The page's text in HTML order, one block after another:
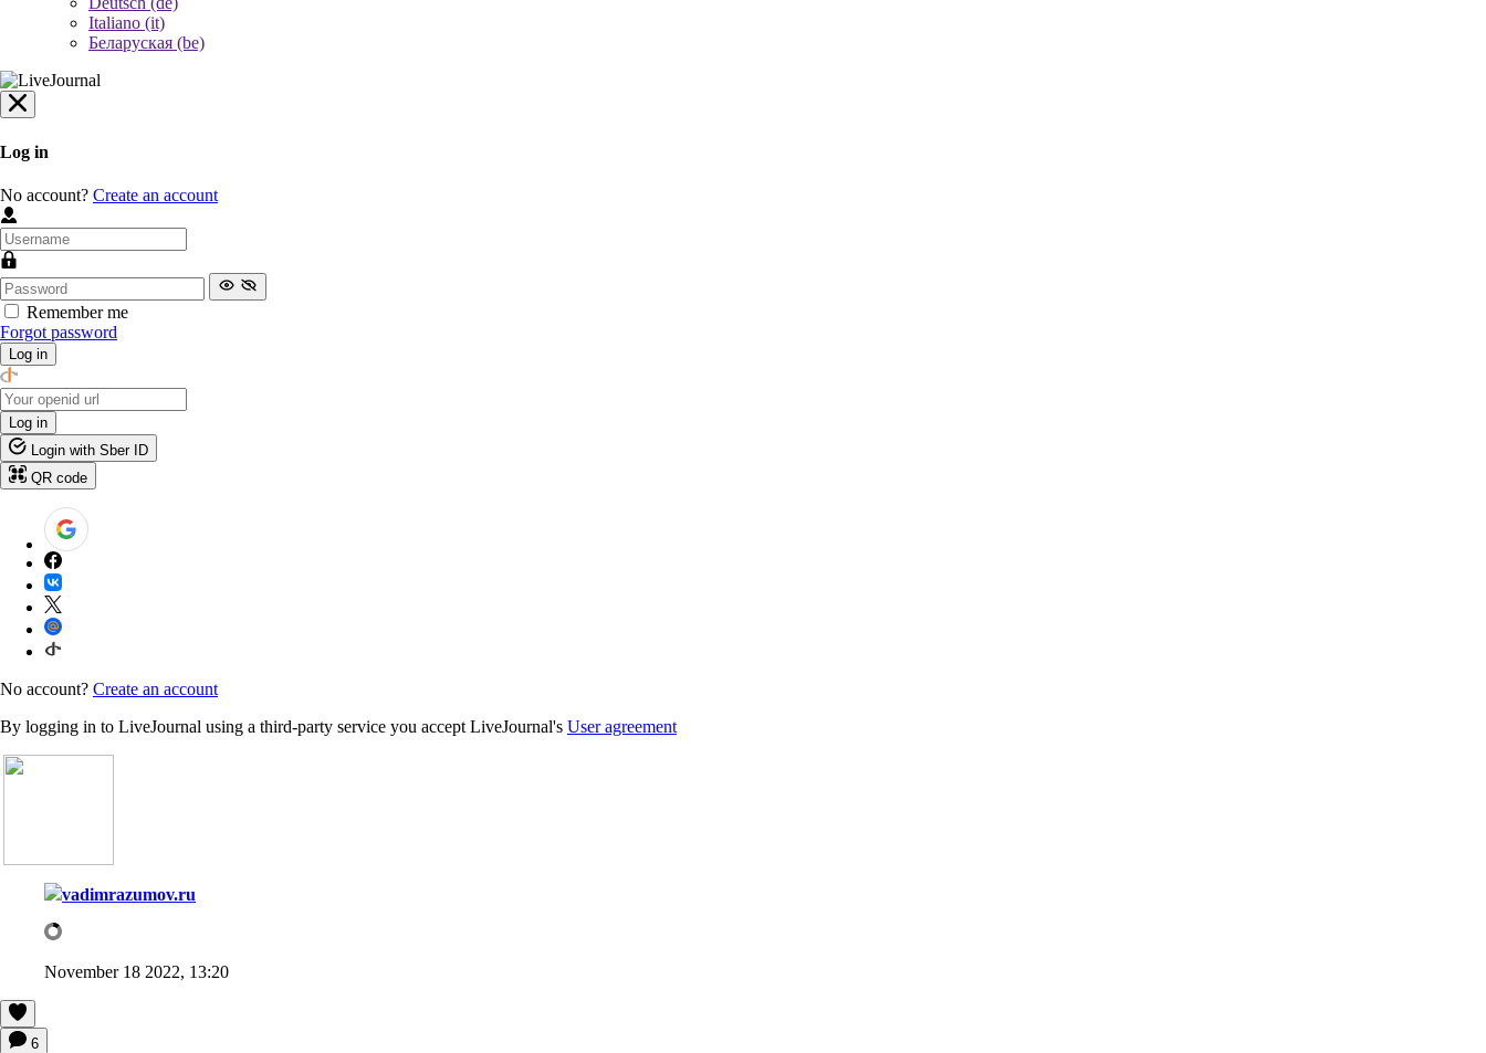
Italiano (it)
Беларуская (be)
Log in
No account? Create an account
Remember me
Forgot password
Log in
Log in
Login with Sber ID
QR code
No account? Create an account
By logging in to LiveJournal using a third-party service you accept LiveJournal's User agreement
vadimrazumov.ru
November 18 2022, 13:20
6